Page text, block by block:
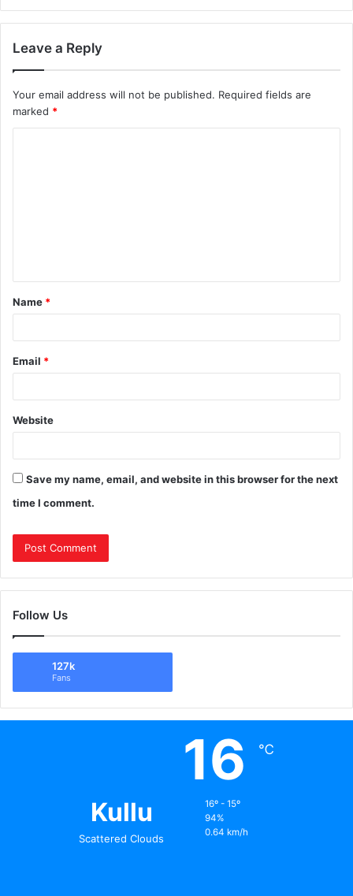
Leave a Reply
Your email address will not be published. Required fields are
marked *
Name *
Email *
Website
Save my name, email, and website in this browser for the next
time I comment.
Follow Us
127k
Fans
Kullu
Scattered Clouds
16 ℃
16º - 15º
94%
0.64 km/h